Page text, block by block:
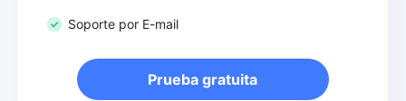
Soporte por E-mail
Prueba gratuita